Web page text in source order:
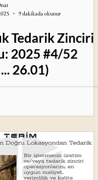
9 dakikada okunur
Tedarik Zinciri
2025 #4/52
26.01)